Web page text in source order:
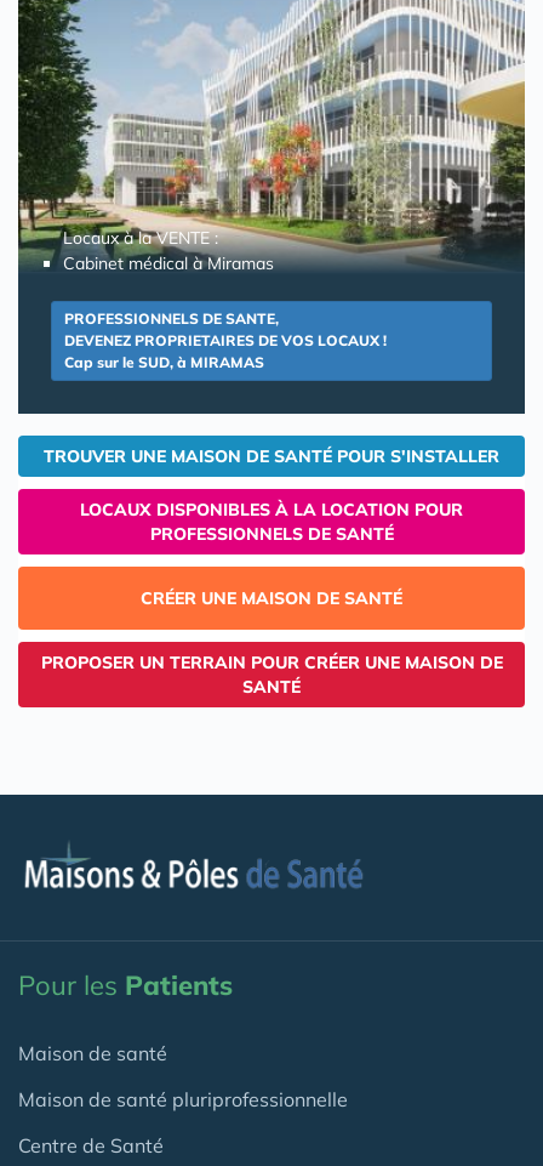
Locaux à la VENTE :
Cabinet médical à Miramas
PROFESSIONNELS DE SANTE,
DEVENEZ PROPRIETAIRES DE VOS LOCAUX !
Cap sur le SUD, à MIRAMAS
TROUVER UNE MAISON DE SANTÉ POUR S'INSTALLER
LOCAUX DISPONIBLES À LA LOCATION POUR
PROFESSIONNELS DE SANTÉ
CRÉER UNE MAISON DE SANTÉ
PROPOSER UN TERRAIN POUR CRÉER UNE MAISON DE
SANTÉ
Pour les Patients
Maison de santé
Maison de santé pluriprofessionnelle
Centre de Santé